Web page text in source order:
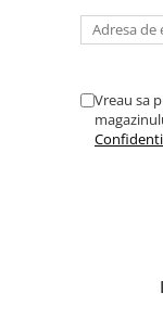
Vreau sa